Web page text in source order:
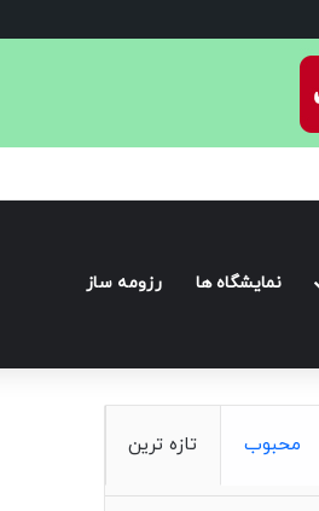
نمایشگاه ها رزومه ساز
محبوب تازه ترین